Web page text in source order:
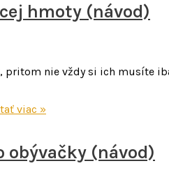
hmoty (návod)
nie vždy si ich musíte
viac »
obývačky (návod)